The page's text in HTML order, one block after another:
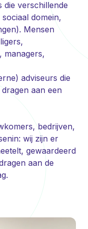
die verschillende
domein,
Mensen
managers,
adviseurs die
aan een
bedrijven,
wij zijn er
gewaardeerd
aan de